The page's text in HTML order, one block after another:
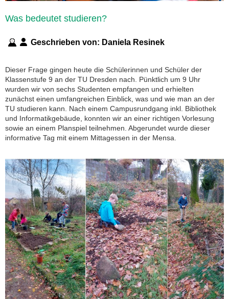
Was bedeutet studieren?
Geschrieben von: Daniela Resinek
Dieser Frage gingen heute die Schülerinnen und Schüler der
Klassenstufe 9 an der TU Dresden nach. Pünktlich um 9 Uhr
wurden wir von sechs Studenten empfangen und erhielten
zunächst einen umfangreichen Einblick, was und wie man an der
TU studieren kann. Nach einem Campusrundgang inkl. Bibliothek
und Informatikgebäude, konnten wir an einer richtigen Vorlesung
sowie an einem Planspiel teilnehmen. Abgerundet wurde dieser
informative Tag mit einem Mittagessen in der Mensa.